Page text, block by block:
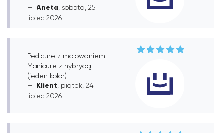
Aneta , sobota, 25
lipiec 2026
Pedicure z malowaniem,
Manicure z hybrydą
(jeden kolor)
Klient , piątek, 24
lipiec 2026